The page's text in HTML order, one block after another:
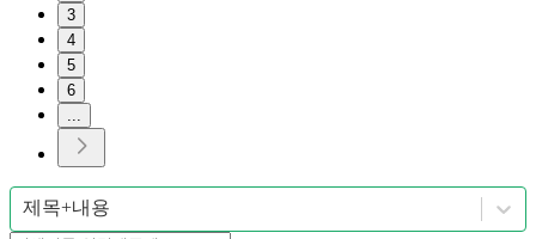
3
4
5
6
제목+내용